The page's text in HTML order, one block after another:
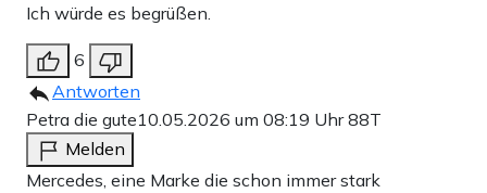
Ich würde es begrüßen.
6
Antworten
Petra die gute10.05.2026 um 08:19 Uhr88T
Melden
Mercedes, eine Marke die schon immer stark